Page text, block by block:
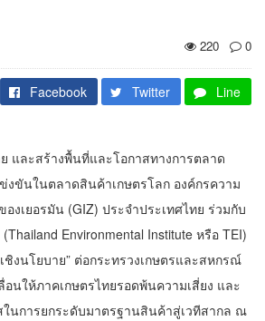
220
0
Facebook Twitter Line
และสร้างพื้นที่และโอกาสทางการตลาด
งขันในตลาดสินค้าเกษตรโลก องค์กรความ
งเยอรมัน (GIZ) ประจำประเทศไทย ร่วมกับ
Environmental Institute หรือ TEI)
ชิงนโยบาย” ต่อกระทรวงเกษตรและสหกรณ์
อนให้ภาคเกษตรไทยรอดพ้นความเสี่ยง และ
ในการยกระดับมาตรฐานสินค้าสู่เวทีสากล ณ